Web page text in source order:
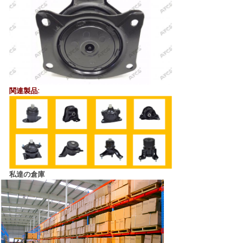
だ
さ
い
プ
ラ
イ
関連製品:
私達の倉庫